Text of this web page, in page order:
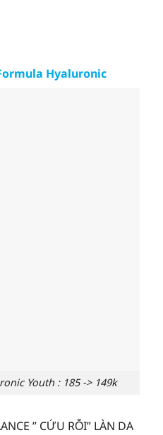
Hyaluronic
Youth : 185 -> 149k
” CỨU RỖI” LÀN DA